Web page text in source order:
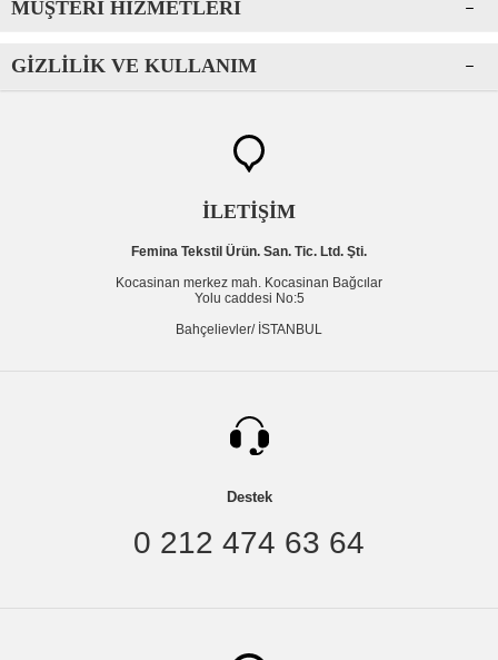
MÜŞTERI HIZMETLERI
GIZLILIK VE KULLANIM
İLETİŞİM
Femina Tekstil Ürün. San. Tic. Ltd. Şti.
Kocasinan merkez mah. Kocasinan Bağcılar
Yolu caddesi No:5
Bahçelievler/ İSTANBUL
Destek
0 212 474 63 64